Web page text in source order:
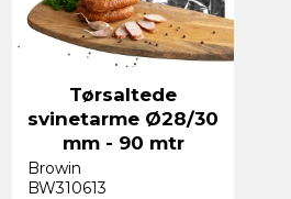
Tørsaltede
svinetarme Ø28/30
mm - 90 mtr
Browin
BW310613